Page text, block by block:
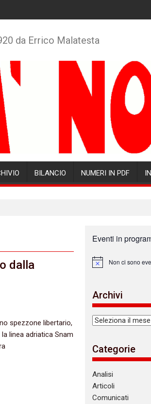
da Errico Malatesta
BILANCIO NUMERI IN PDF
dalla
spezzone libertario,
linea adriatica Snam
Eventi in
N
c
e
Non ci sono
Archivi
Archivi
Categorie
Analisi
Articoli
Comunicati